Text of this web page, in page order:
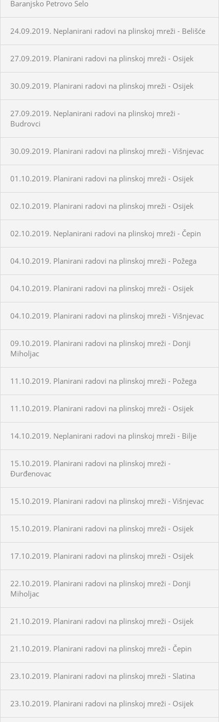
Baranjsko Petrovo Selo
24.09.2019. Neplanirani radovi na plinskoj mreži - Belišće
27.09.2019. Planirani radovi na plinskoj mreži - Osijek
30.09.2019. Planirani radovi na plinskoj mreži - Osijek
27.09.2019. Neplanirani radovi na plinskoj mreži -
Budrovci
30.09.2019. Planirani radovi na plinskoj mreži - Višnjevac
01.10.2019. Planirani radovi na plinskoj mreži - Osijek
02.10.2019. Planirani radovi na plinskoj mreži - Osijek
02.10.2019. Neplanirani radovi na plinskoj mreži - Čepin
04.10.2019. Planirani radovi na plinskoj mreži - Požega
04.10.2019. Planirani radovi na plinskoj mreži - Osijek
04.10.2019. Planirani radovi na plinskoj mreži - Višnjevac
09.10.2019. Planirani radovi na plinskoj mreži - Donji
Miholjac
11.10.2019. Planirani radovi na plinskoj mreži - Požega
11.10.2019. Planirani radovi na plinskoj mreži - Osijek
14.10.2019. Neplanirani radovi na plinskoj mreži - Bilje
15.10.2019. Planirani radovi na plinskoj mreži -
Đurđenovac
15.10.2019. Planirani radovi na plinskoj mreži - Višnjevac
15.10.2019. Planirani radovi na plinskoj mreži - Osijek
17.10.2019. Planirani radovi na plinskoj mreži - Osijek
22.10.2019. Planirani radovi na plinskoj mreži - Donji
Miholjac
21.10.2019. Planirani radovi na plinskoj mreži - Osijek
21.10.2019. Planirani radovi na plinskoj mreži - Čepin
23.10.2019. Planirani radovi na plinskoj mreži - Slatina
23.10.2019. Planirani radovi na plinskoj mreži - Osijek